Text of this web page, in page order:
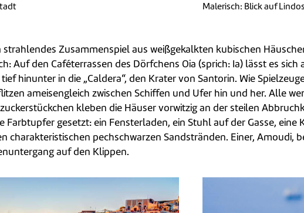
Malerisch: Blick auf Lindos
strahlendes Zusammenspiel aus weißgekalkten kubischen
Auf den Caféterrassen des Dörfchens Oia (sprich: Ia) lässt es
hinunter in die „Caldera“, den Krater von Santorin. Wie
ameisengleich zwischen Schiffen und Ufer hin und her. Alle
kleben die Häuser vorwitzig an der steilen
Farbtupfer gesetzt: ein Fensterladen, ein Stuhl auf der Gasse,
charakteristischen pechschwarzen Sandstränden. Einer, Amoudi,
auf den Klippen.